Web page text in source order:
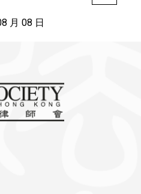
月 08 日